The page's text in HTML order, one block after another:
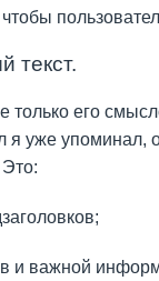
текст.
только его
уже упоминал,
и важной